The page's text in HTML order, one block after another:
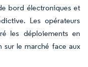
bord électroniques et
Les opérateurs
les déploiements en
le marché face aux